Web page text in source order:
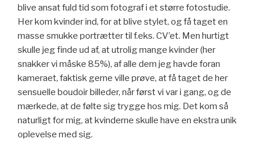
blive ansat fuld tid som fotograf i et større fotostudie.
Her kom kvinder ind, for at blive stylet, og få taget en
masse smukke portrætter til f.eks. CV’et. Men hurtigt
skulle jeg finde ud af, at utrolig mange kvinder (her
snakker vi måske 85%), af alle dem jeg havde foran
kameraet, faktisk gerne ville prøve, at få taget de her
sensuelle boudoir billeder, når først vi var i gang, og de
mærkede, at de følte sig trygge hos mig. Det kom så
naturligt for mig, at kvinderne skulle have en ekstra unik
oplevelse med sig.